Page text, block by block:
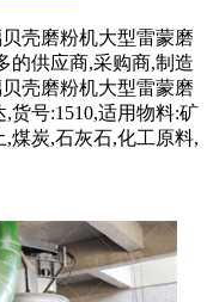
壳磨粉机大型雷蒙磨
的供应商,采购商,制造
壳磨粉机大型雷蒙磨
货号:1510,适用物料:矿
煤炭,石灰石,化工原料,